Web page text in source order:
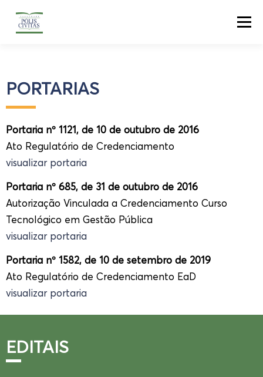
Menu
Pós-Graduação
Secretaria Digital
PORTARIAS
Portaria nº 1121, de 10 de outubro de 2016
Ato Regulatório de Credenciamento
visualizar portaria
Portaria nº 685, de 31 de outubro de 2016
Autorização Vinculada a Credenciamento Curso
Tecnológico em Gestão Pública
visualizar portaria
Portaria nº 1582, de 10 de setembro de 2019
Ato Regulatório de Credenciamento EaD
visualizar portaria
EDITAIS